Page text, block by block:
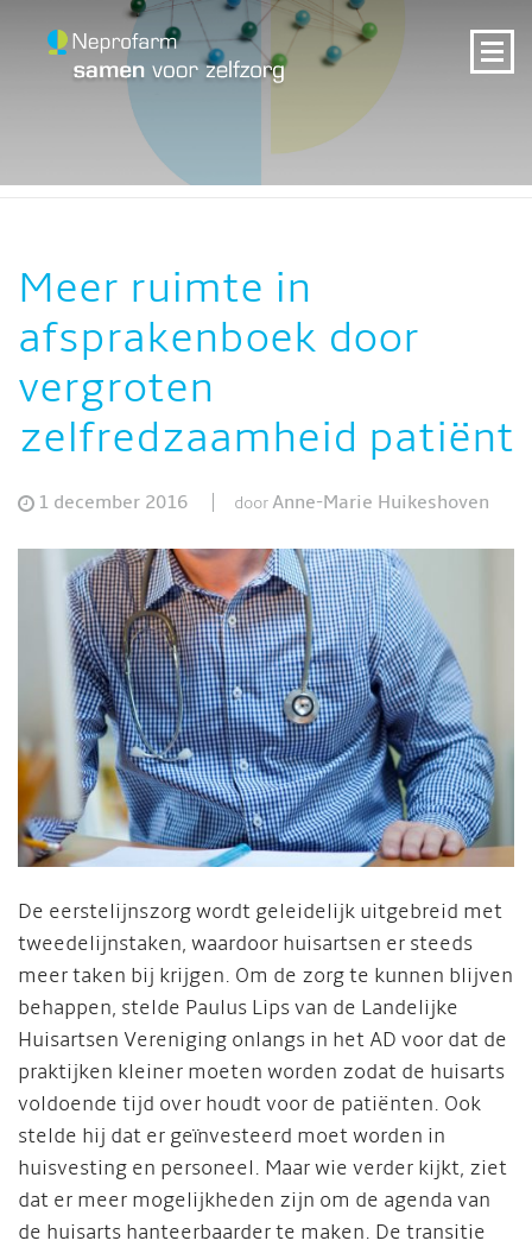
Meer ruimte in
afsprakenboek door
vergroten
zelfredzaamheid patiënt
1 december 2016 door Anne-Marie Huikeshoven
De eerstelijnszorg wordt geleidelijk uitgebreid met
tweedelijnstaken, waardoor huisartsen er steeds
meer taken bij krijgen. Om de zorg te kunnen blijven
behappen, stelde Paulus Lips van de Landelijke
Huisartsen Vereniging onlangs in het AD voor dat de
praktijken kleiner moeten worden zodat de huisarts
voldoende tijd over houdt voor de patiënten. Ook
stelde hij dat er geïnvesteerd moet worden in
huisvesting en personeel. Maar wie verder kijkt, ziet
dat er meer mogelijkheden zijn om de agenda van
de huisarts hanteerbaarder te maken. De transitie